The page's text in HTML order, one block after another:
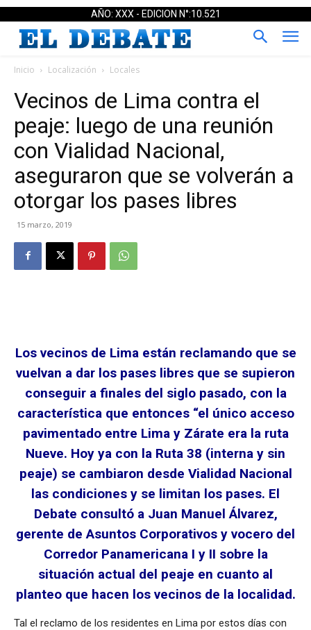
AÑO: XXX - EDICION N°:10.521
Inicio Localización Locales
Vecinos de Lima contra el
peaje: luego de una reunión
con Vialidad Nacional,
aseguraron que se volverán a
otorgar los pases libres
15 marzo, 2019
Los vecinos de Lima están reclamando que se
vuelvan a dar los pases libres que se supieron
conseguir a finales del siglo pasado, con la
característica que entonces “el único acceso
pavimentado entre Lima y Zárate era la ruta
Nueve. Hoy ya con la Ruta 38 (interna y sin
peaje) se cambiaron desde Vialidad Nacional
las condiciones y se limitan los pases. El
Debate consultó a Juan Manuel Álvarez,
gerente de Asuntos Corporativos y vocero del
Corredor Panamericana I y II sobre la
situación actual del peaje en cuanto al
planteo que hacen los vecinos de la localidad.
Tal el reclamo de los residentes en Lima por estos días con